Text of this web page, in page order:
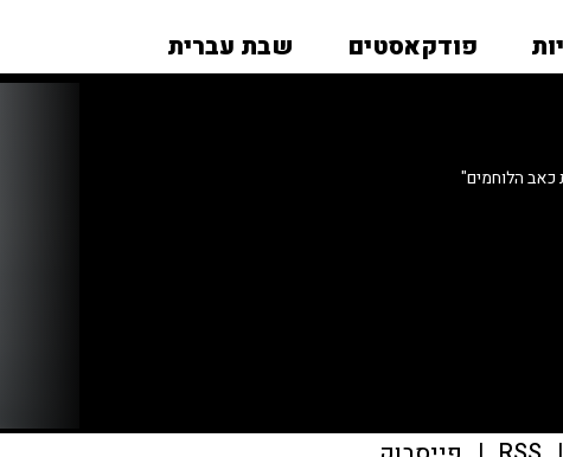
פודקאסטים שבת עברית
כאב הלוחמים"